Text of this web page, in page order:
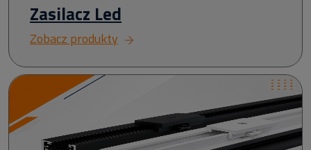
Zasilacz Led
Zobacz produkty